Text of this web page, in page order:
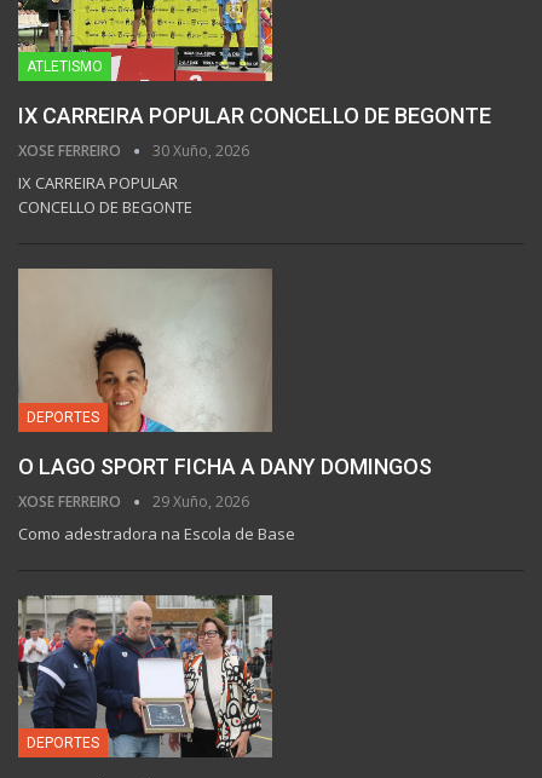
ATLETISMO
IX CARREIRA POPULAR CONCELLO DE BEGONTE
XOSE FERREIRO 30 Xuño, 2026
IX CARREIRA POPULAR
CONCELLO DE BEGONTE
DEPORTES
O LAGO SPORT FICHA A DANY DOMINGOS
XOSE FERREIRO 29 Xuño, 2026
Como adestradora na Escola de Base
DEPORTES